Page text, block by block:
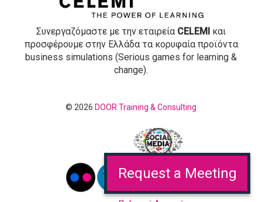
Συνεργαζόμαστε με την εταιρεία CELEMI και
προσφέρουμε στην Ελλάδα τα κορυφαία προϊόντα
business simulations (Serious games for learning &
change).
© 2026 DOOR Training & Consulting
Request a Meeting